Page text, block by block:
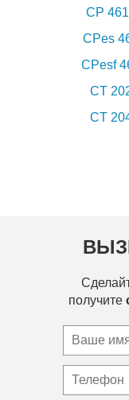
CP
CPes
CPesf
CT
CT
получите